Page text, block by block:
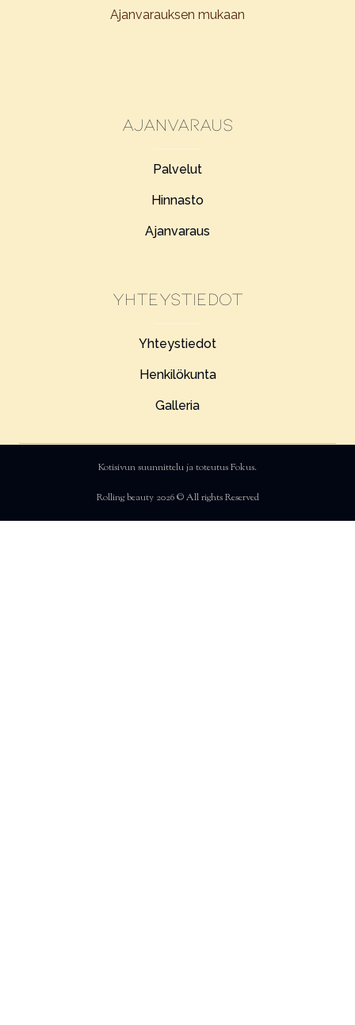
Ajanvarauksen mukaan
Ajanvaraus
Palvelut
Hinnasto
Ajanvaraus
Yhteystiedot
Yhteystiedot
Henkilökunta
Galleria
Kotisivun suunnittelu ja toteutusFokus.
Rolling beauty 2026 © All rights Reserved